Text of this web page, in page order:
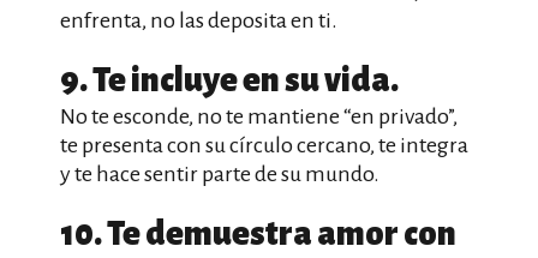
enfrenta, no las deposita en ti.
9. Te incluye en su vida.
No te esconde, no te mantiene “en privado”,
te presenta con su círculo cercano, te integra
y te hace sentir parte de su mundo.
10. Te demuestra amor con